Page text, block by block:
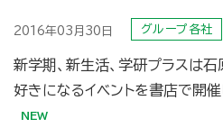
2016年03月30日 グループ各社
新学期、新生活、学研プラスは
好きになるイベントを書店で開催